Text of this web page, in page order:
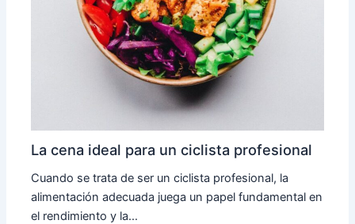
La cena ideal para un ciclista profesional
Cuando se trata de ser un ciclista profesional, la
alimentación adecuada juega un papel fundamental en
el rendimiento y la…